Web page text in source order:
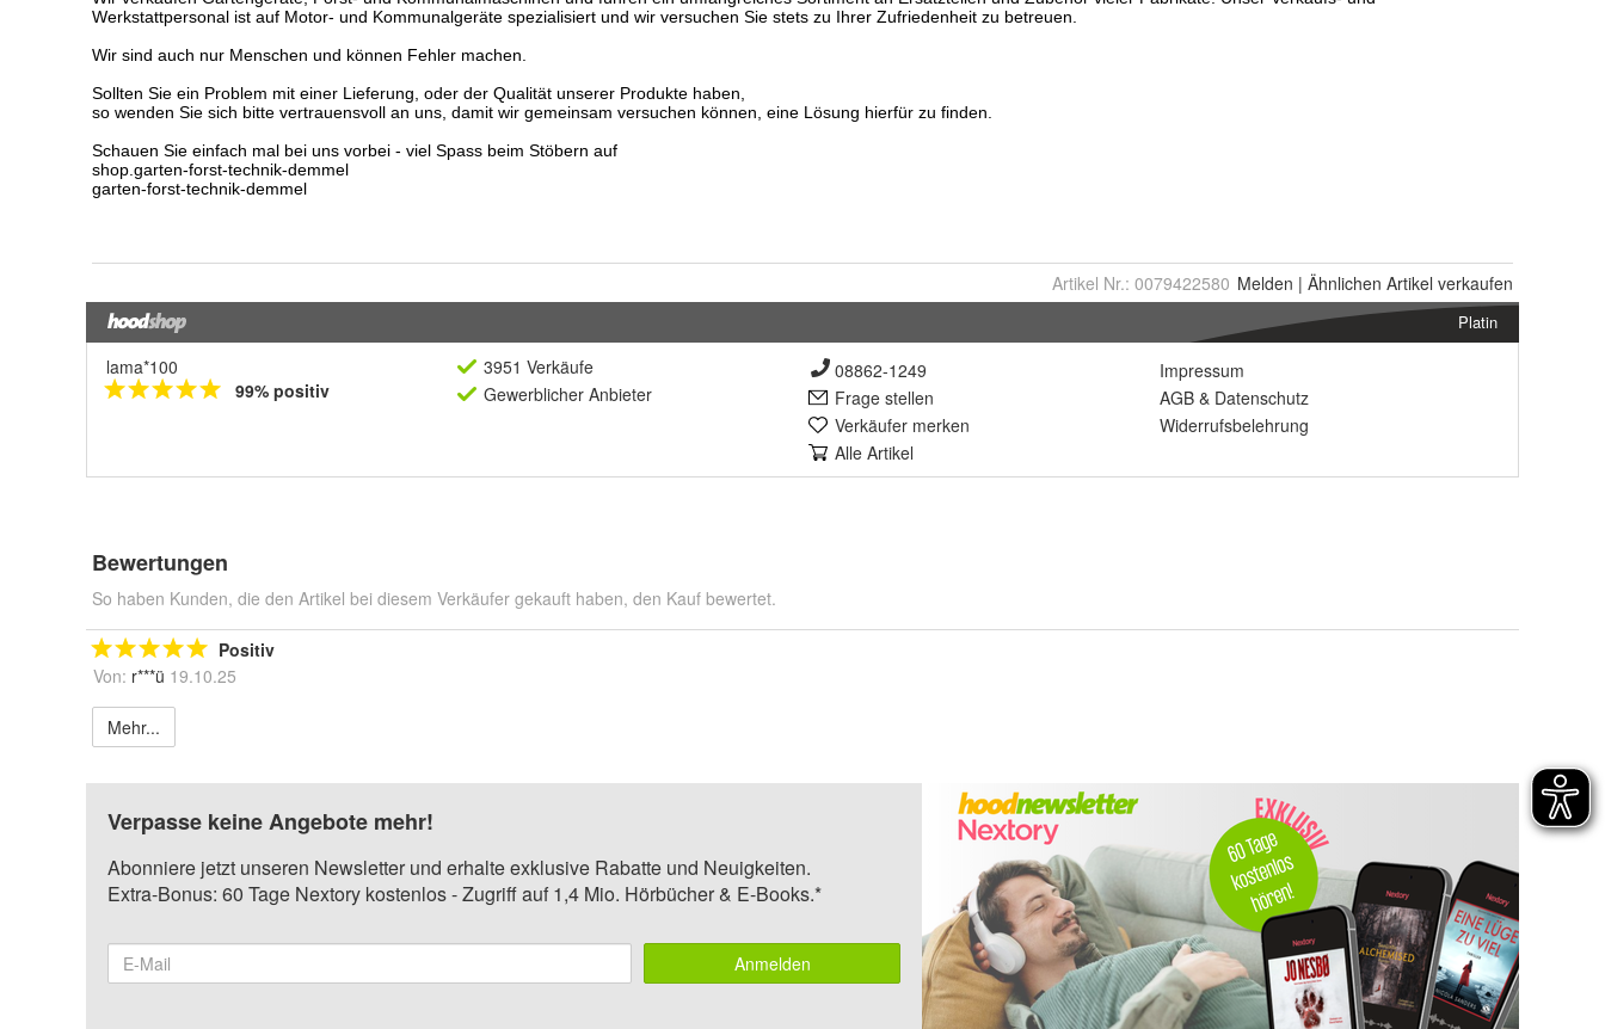
Artikel Nr.: 0079422580 Melden | Ähnlichen Artikel verkaufen
Platin
lama*100
99% positiv
3951 Verkäufe
Gewerblicher Anbieter
08862-1249
Frage stellen
Verkäufer merken
Alle Artikel
Impressum
AGB & Datenschutz
Widerrufsbelehrung
Bewertungen
So haben Kunden, die den Artikel bei diesem Verkäufer gekauft haben, den Kauf bewertet.
Positiv
Von: r***ü 19.10.25
Mehr...
Verpasse keine Angebote mehr!
Abonniere jetzt unseren Newsletter und erhalte exklusive Rabatte und Neuigkeiten.
Extra-Bonus: 60 Tage Nextory kostenlos - Zugriff auf 1,4 Mio. Hörbücher & E-Books.*
Anmelden